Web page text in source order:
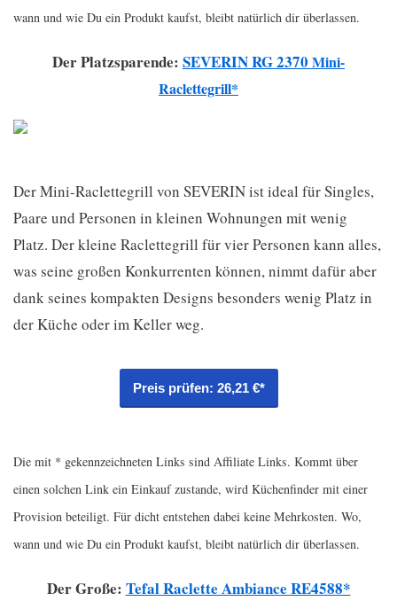
wann und wie Du ein Produkt kaufst, bleibt natürlich dir überlassen.
Der Platzsparende: SEVERINRG 2370 Mini-
Raclettegrill*
Der Mini-Raclettegrill von SEVERIN ist ideal für Singles,
Paare und Personen in kleinen Wohnungen mit wenig
Platz. Der kleine Raclettegrill für vier Personen kann alles,
was seine großen Konkurrenten können, nimmt dafür aber
dank seines kompakten Designs besonders wenig Platz in
der Küche oder im Keller weg.
Preis prüfen: 26,21 €*
Die mit * gekennzeichneten Links sind Affiliate Links. Kommt über
einen solchen Link ein Einkauf zustande, wird Küchenfinder mit einer
Provision beteiligt. Für dicht entstehen dabei keine Mehrkosten. Wo,
wann und wie Du ein Produkt kaufst, bleibt natürlich dir überlassen.
Der Große: Tefal Raclette Ambiance RE4588*